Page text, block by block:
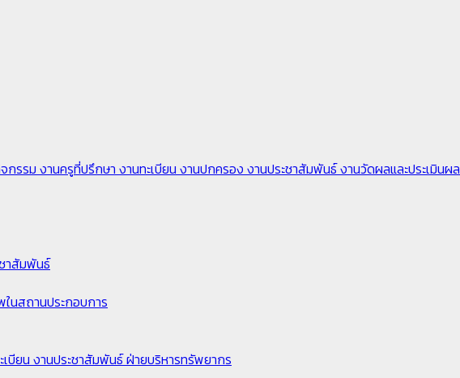
กรรม งานครูที่ปรึกษา งานทะเบียน งานปกครอง งานประชาสัมพันธ์งานวัดผลและประเมินผล
าสัมพันธ์
นสถานประกอบการ
เบียน งานประชาสัมพันธ์ฝ่ายบริหารทรัพยากร